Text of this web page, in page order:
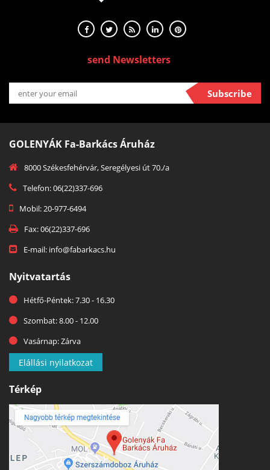
send Newsletters
Subscribe
GOLENYÁK Fa-Barkács Áruház
8000 Székesfehérvár, Seregélyesi út 70./a
Telefon: 06(22)337-696
Mobil: 20-977-6494
Fax: 06(22)337-696
E-mail: info@fabarkacs.hu
Nyitvatartás
Hétfő-Péntek: 7.30 - 16.30
Szombat: 8.00 - 12.00
Vasárnap: Zárva
Elállási nyilatkozat
Térkép